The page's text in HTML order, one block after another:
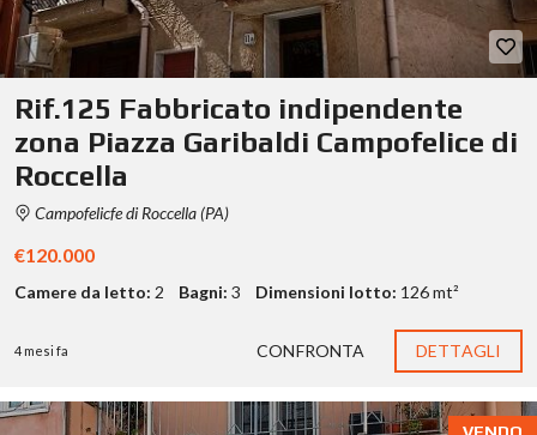
Rif.125 Fabbricato indipendente
zona Piazza Garibaldi Campofelice di
Roccella
Campofelicfe di Roccella (PA)
€120.000
Camere da letto: 2 Bagni: 3 Dimensioni lotto: 126 mt²
4 mesi fa CONFRONTA DETTAGLI